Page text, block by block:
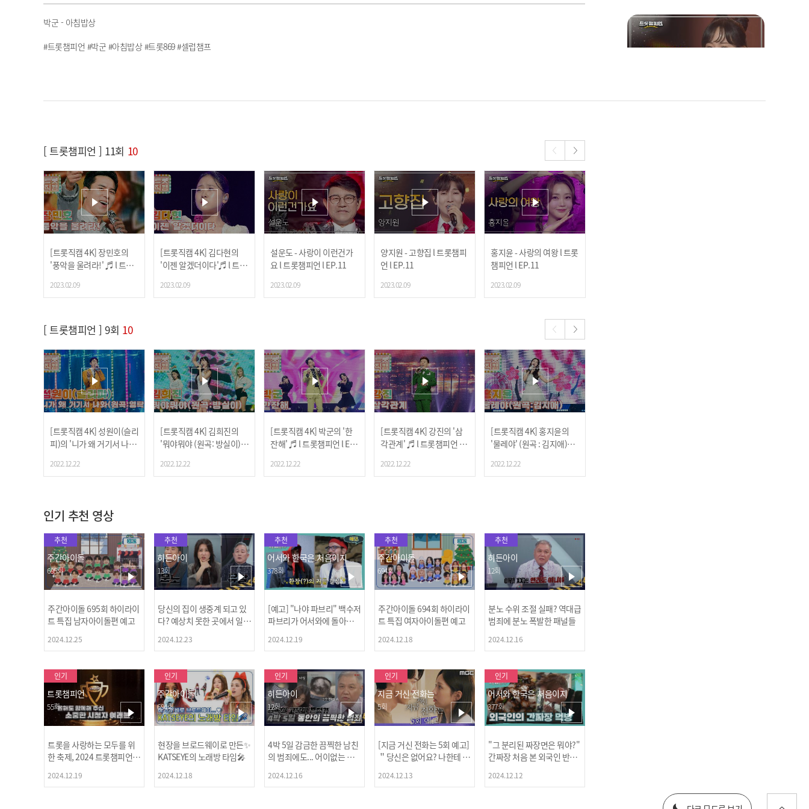
박군 - 아침밥상
#트롯챔피언 #박군 #아침밥상 #트롯869 #셀럽챔프
김의영 - 도찐개찐 l 트롯챔
[ 트롯챔피언 ] 11회 10
[트롯직캠 4K] 장민호의
'풍악을 울려라!' ♬ l 트롯
2023.02.09
[트롯직캠 4K] 김다현의
'이젠 알겠더이다'♬ l 트롯
2023.02.09
설운도 - 사랑이 이런건가
요 l 트롯챔피언 l EP.11
2023.02.09
양지원 - 고향집 l 트롯챔피
언 l EP.11
2023.02.09
홍지윤 - 사랑의 여왕 l 트롯
챔피언 l EP.11
2023.02.09
[ 트롯챔피언 ] 9회 10
[트롯직캠 4K] 성원이(슬리
피)의 '니가 왜 거기서 나와
언 l EP.09
2022.12.22
[트롯직캠 4K] 김희진의
'뭐야뭐야 (원곡: 방실이)'
2022.12.22
[트롯직캠 4K] 박군의 '한
잔해' ♬ l 트롯챔피언 l EP.
2022.12.22
[트롯직캠 4K] 강진의 '삼
각관계' ♬ l 트롯챔피언 l E
2022.12.22
[트롯직캠 4K] 홍지윤의
'물레야' (원곡 : 김지애)♬ l
2022.12.22
인기 추천 영상
주간아이돌
695회
추천
주간아이돌 695회 하이라이
트 특집 남자아이돌편 예고
2024.12.25
히든아이
13회
추천
당신의 집이 생중계 되고 있
다? 예상치 못한 곳에서 일어
2024.12.23
어서와 한국은 처음이지
378회
추천
[예고] "나야 파브리" 백수저
파브리가 어서와에 돌아왔
케미 식재료투어!
2024.12.19
주간아이돌
694회
추천
주간아이돌 694회 하이라이
트 특집 여자아이돌편 예고
2024.12.18
히든아이
12회
추천
분노 수위 조절 실패? 역대급
범죄에 분노 폭발한 패널들
2024.12.16
트롯챔피언
55회
인기
트롯을 사랑하는 모두를 위
한 축제, 2024 트롯챔피언
l 12월 19일 (목) 저녁 8시 M
2024.12.19
주간아이돌
694회
인기
현장을 브로드웨이로 만든✨
KATSEYE의 노래방 타임🎤
2024.12.18
히든아이
12회
인기
4박 5일 감금한 끔찍한 남친
의 범죄에도... 어이없는 처
연자들🔥🔥🔥
2024.12.16
지금 거신 전화는
5회
인기
[지금 거신 전화는 5회 예고]
＂당신은 없어요? 나한테 감
2024.12.13
어서와 한국은 처음이지
377회
인기
"그 분리된 짜장면은 뭐야?"
간짜장 처음 본 외국인 반응
2024.12.12
[MBC플러스] 외부감사인 선임 공고